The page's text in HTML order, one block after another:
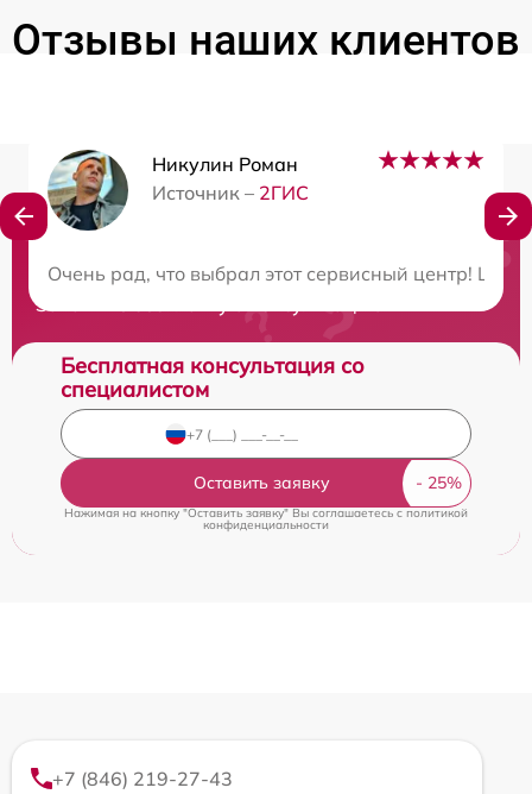
Отзывы наших клиентов
Никулин Роман
Источник – 2ГИС
Очень рад, что выбрал этот сервисный центр!
Нужна консультация?
Закажите бесплатную консультацию
Бесплатная консультация со
специалистом
Оставить заявку
Нажимая на кнопку "Оставить заявку" Вы соглашаетесь cполитикой
конфиденциальности
+7 (846) 219-27-43